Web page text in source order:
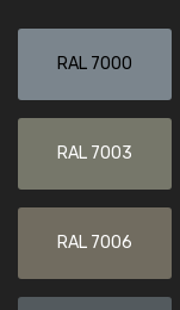
RAL 7000
RAL 7003
RAL 7006